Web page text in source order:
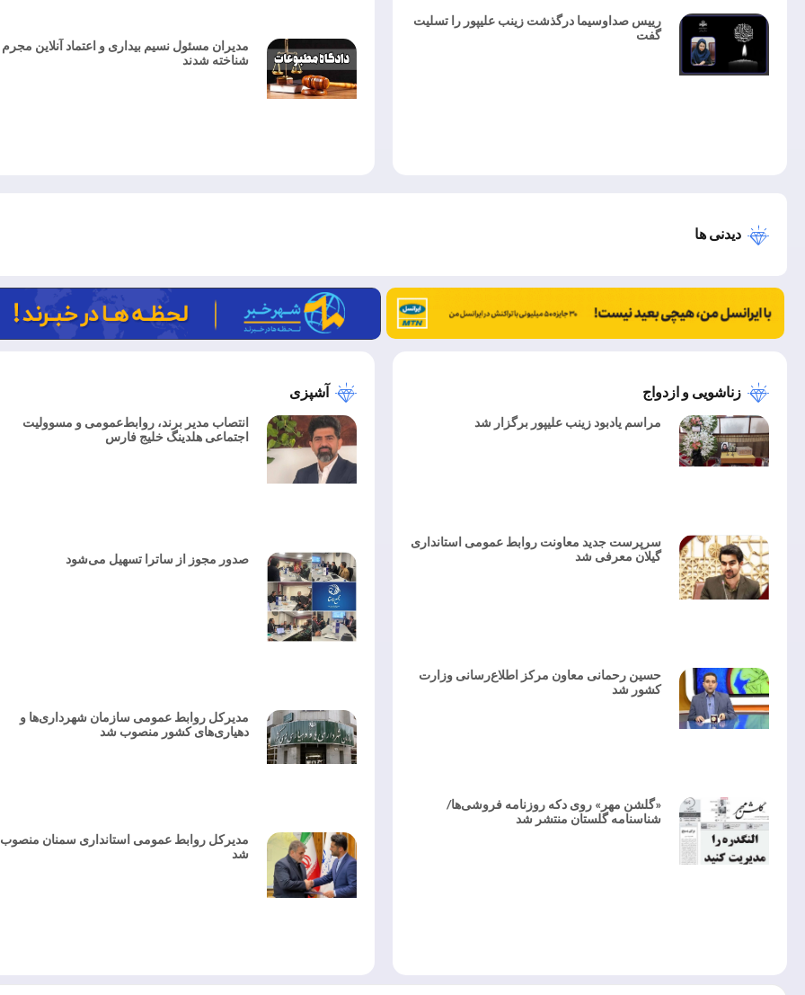
رییس صداوسیما درگذشت زینب علیپور را تسلیت
گفت
مدیران مسئول نسیم بیداری و اعتماد آنلاین مجرم
شناخته شدند
دیدنی ها
زناشویی و ازدواج
مراسم یادبود زینب علیپور برگزار شد
سرپرست جدید معاونت روابط عمومی استانداری
گیلان معرفی شد
حسین رحمانی معاون مرکز اطلاع‌رسانی وزارت
کشور شد
«گلشن مهر» روی دکه روزنامه فروشی‌ها/
شناسنامه گلستان منتشر شد
آشپزی
انتصاب مدیر برند، روابط‌عمومی و مسوولیت
اجتماعی هلدینگ خلیج فارس
صدور مجوز از ساترا تسهیل می‌شود
مدیرکل روابط عمومی سازمان شهرداری‌ها و
دهیاری‌های کشور منصوب شد
مدیرکل روابط عمومی استانداری سمنان منصوب
شد